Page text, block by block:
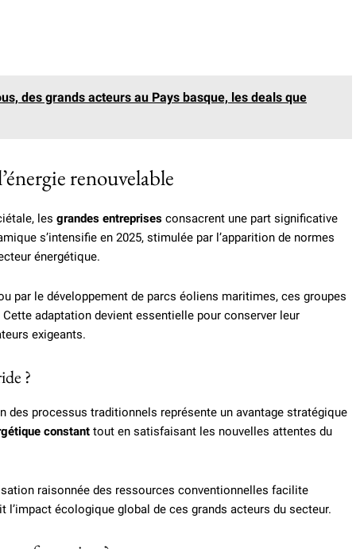
des grands acteurs au Pays basque, les deals que
renouvelable
les grandes entreprises consacrent une part significative
s’intensifie en 2025, stimulée par l’apparition de normes
énergétique.
par le développement de parcs éoliens maritimes, ces groupes
Cette adaptation devient essentielle pour conserver leur
exigeants.
?
des processus traditionnels représente un avantage stratégique
constant tout en satisfaisant les nouvelles attentes du
raisonnée des ressources conventionnelles facilite
écologique global de ces grands acteurs du secteur.